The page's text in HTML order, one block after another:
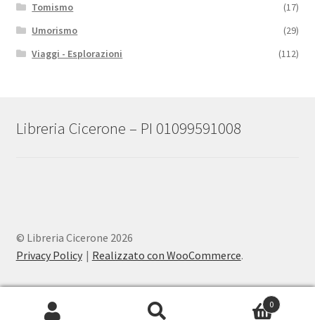
Tomismo
(17)
Umorismo
(29)
Viaggi - Esplorazioni
(112)
Libreria Cicerone – PI 01099591008
© Libreria Cicerone 2026
Privacy Policy
Realizzato con WooCommerce.
0